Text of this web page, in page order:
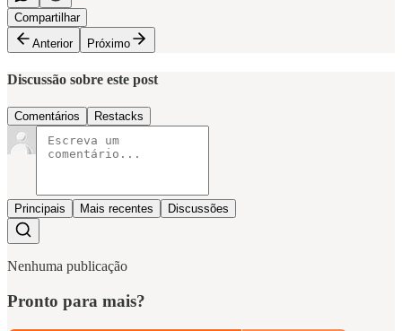
Compartilhar
Anterior
Próximo
Discussão sobre este post
Comentários Restacks
Principais Mais recentes Discussões
Nenhuma publicação
Pronto para mais?